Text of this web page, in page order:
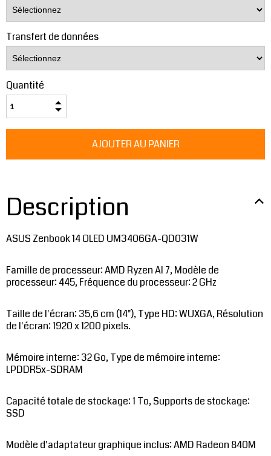
Transfert de données
Quantité
Description
ASUS Zenbook 14 OLED UM3406GA-QD031W
Famille de processeur: AMD Ryzen AI 7, Modèle de
processeur: 445, Fréquence du processeur: 2 GHz
Taille de l'écran: 35,6 cm (14"), Type HD: WUXGA, Résolution
de l'écran: 1920 x 1200 pixels.
Mémoire interne: 32 Go, Type de mémoire interne:
LPDDR5x-SDRAM
Capacité totale de stockage: 1 To, Supports de stockage:
SSD
Modèle d'adaptateur graphique inclus: AMD Radeon 840M